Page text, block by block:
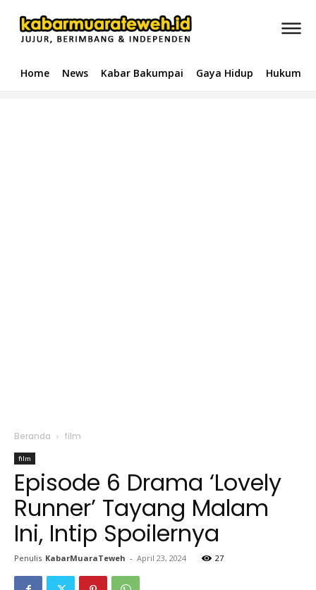
Home News Kabar Bakumpai Gaya Hidup Hukum &
Beranda film
film
Episode 6 Drama ‘Lovely
Runner’ Tayang Malam
Ini, Intip Spoilernya
Penulis KabarMuaraTeweh - April 23, 2024 27